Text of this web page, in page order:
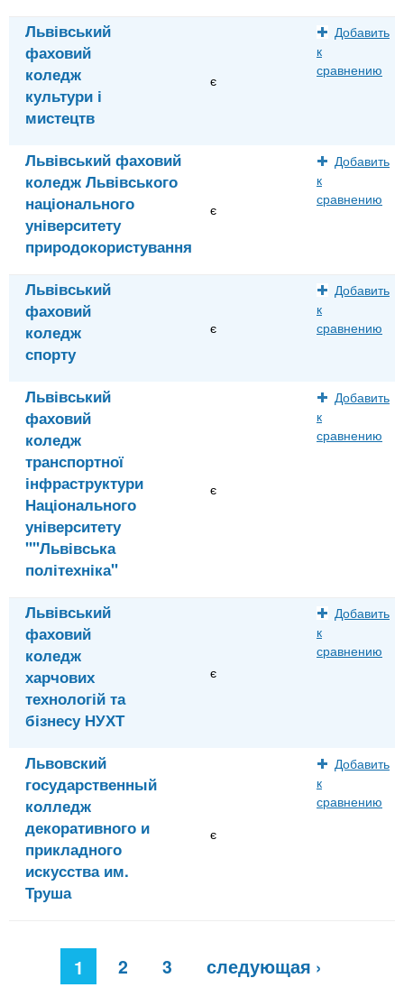
Львівський
фаховий
коледж
культури і
мистецтв
є
Добавить
к
сравнению
Львівський фаховий
коледж Львівського
національного
університету
природокористування
є
Добавить
к
сравнению
Львівський
фаховий
коледж
спорту
є
Добавить
к
сравнению
Львівський
фаховий
коледж
транспортної
інфраструктури
Національного
університету
""Львівська
політехніка"
є
Добавить
к
сравнению
Львівський
фаховий
коледж
харчових
технологій та
бізнесу НУХТ
є
Добавить
к
сравнению
Львовский
государственный
колледж
декоративного и
прикладного
искусства им.
Труша
є
Добавить
к
сравнению
1 2 3
следующая ›